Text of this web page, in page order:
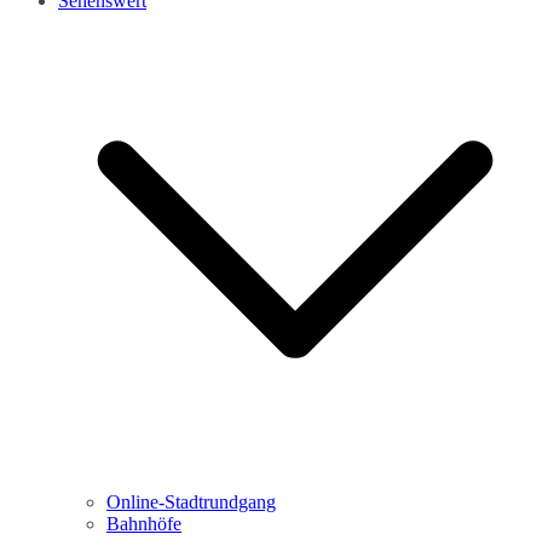
Online-Stadtrundgang
Bahnhöfe